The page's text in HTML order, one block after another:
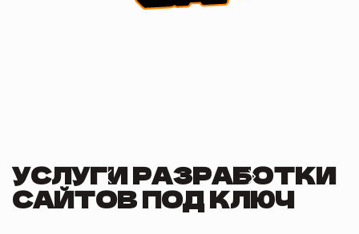
УСЛУГИ РАЗРАБОТКИ
САЙТОВ ПОД КЛЮЧ